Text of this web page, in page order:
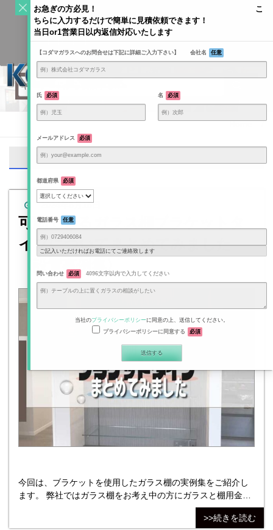
KODAMAGLASS公式ブログ | ガラス情報発信メディア
Home /
お客様の写真
2024年5月15日
可動できるガラス棚ブラケットタ
イプについてまとめてみました
〈設置事例集〉
今回は、ブラケットを使用したガラス棚の実例集をご紹介し
ます。 弊社ではガラス棚をお考え中の方にガラスと棚用金具
をセットで販売しております。 リビングや洗面所など様々な
お部屋の壁面に後付けで設置できます。 本記事では、ガラス
>>続きを読む
お急ぎの方必見！ こ
ちらに入力するだけで簡単に見積依頼できます！
当日or1営業日以内返信対応いたします
【コダマガラスへのお問合せは下記に詳細ご入力下さい】 会社名 任意
氏 必須 名 必須
メールアドレス 必須
都道府県 必須
電話番号 任意
ご記入いただければお電話にてご連絡致します
問い合わせ 必須 4096文字以内で入力してください
当社のプライバシーポリシーに同意の上、送信してください。
プライバシーポリシーに同意する
必須